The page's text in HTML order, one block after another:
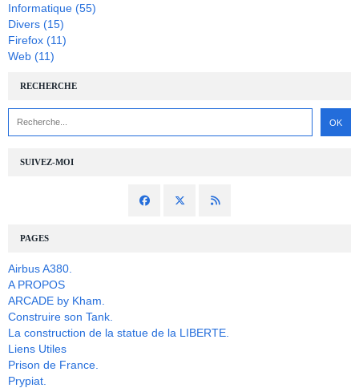
SUIVEZ-MOI
RECHERCHE
PAGES
Airbus A380.
A PROPOS
ARCADE by Kham.
Construire son Tank.
La construction de la statue de la LIBERTE.
Liens Utiles
Prison de France.
Prypiat.
Informatique (55)
Divers (15)
Firefox (11)
Web (11)